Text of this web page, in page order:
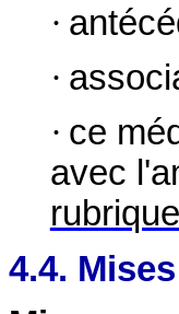
·
·
· ce
avec
4.4.